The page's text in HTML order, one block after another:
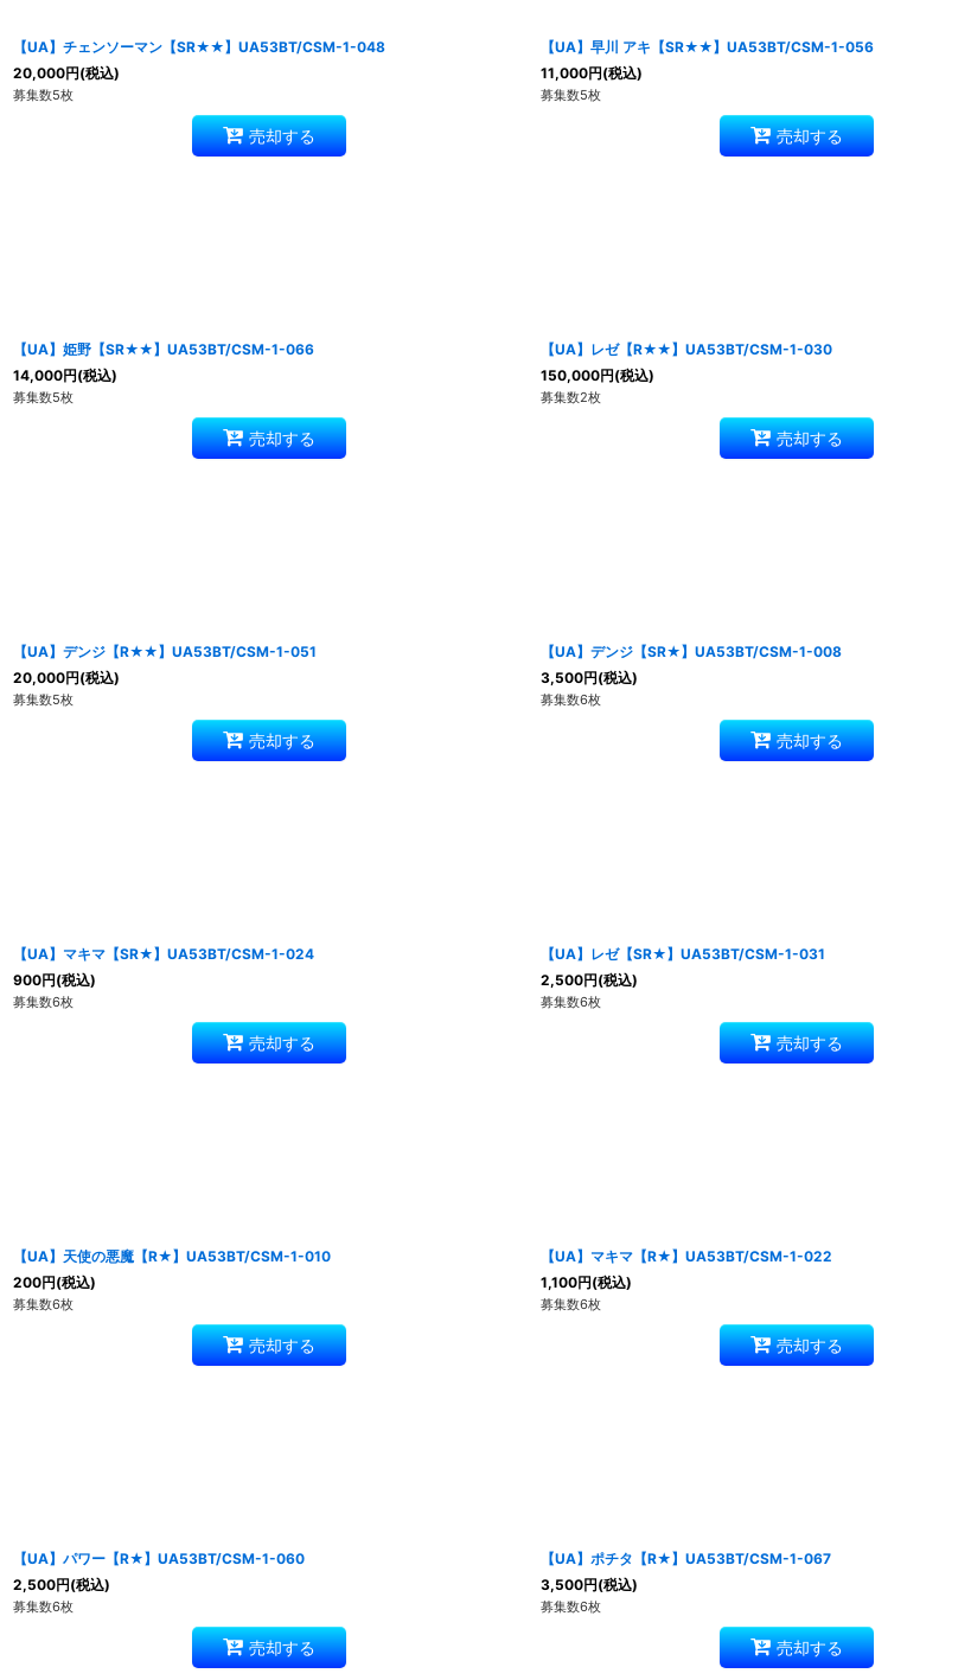
【UA】チェンソーマン【SR★★】UA53BT/CSM-1-048
20,000円(税込)
募集数5枚
売却する
【UA】早川 アキ【SR★★】UA53BT/CSM-1-056
11,000円(税込)
募集数5枚
売却する
【UA】姫野【SR★★】UA53BT/CSM-1-066
14,000円(税込)
募集数5枚
売却する
【UA】レゼ【R★★】UA53BT/CSM-1-030
150,000円(税込)
募集数2枚
売却する
【UA】デンジ【R★★】UA53BT/CSM-1-051
20,000円(税込)
募集数5枚
売却する
【UA】デンジ【SR★】UA53BT/CSM-1-008
3,500円(税込)
募集数6枚
売却する
【UA】マキマ【SR★】UA53BT/CSM-1-024
900円(税込)
募集数6枚
売却する
【UA】レゼ【SR★】UA53BT/CSM-1-031
2,500円(税込)
募集数6枚
売却する
【UA】天使の悪魔【R★】UA53BT/CSM-1-010
200円(税込)
募集数6枚
売却する
【UA】マキマ【R★】UA53BT/CSM-1-022
1,100円(税込)
募集数6枚
売却する
【UA】パワー【R★】UA53BT/CSM-1-060
2,500円(税込)
募集数6枚
売却する
【UA】ポチタ【R★】UA53BT/CSM-1-067
3,500円(税込)
募集数6枚
売却する